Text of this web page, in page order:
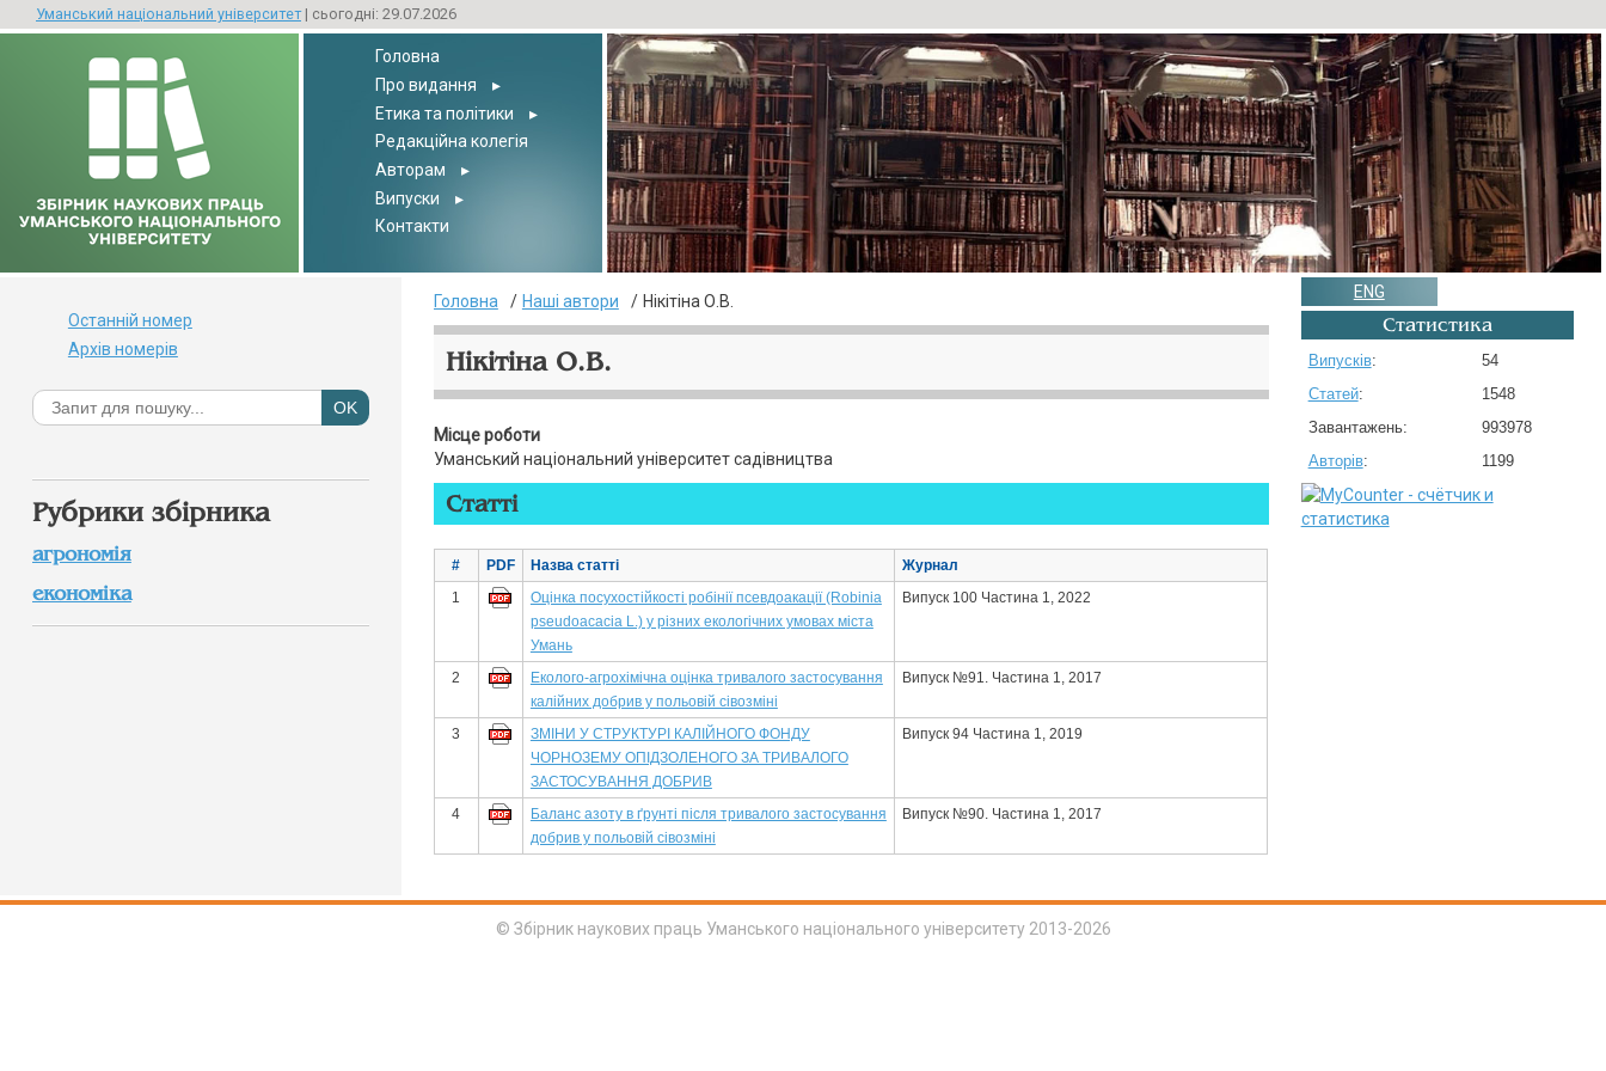
Уманський національний університет| сьогодні: 29.07.2026
Головна
Про видання
▸
Етика та політики
▸
Редакційна колегія
Авторам
▸
Випуски
▸
Контакти
Головна Наші автори Нікітіна О.В.
Нікітіна О.В.
Місце роботи
Уманський національний університет садівництва
Статті
# PDF Назва статті
Журнал
1
Оцінка посухостійкості робінії псевдоакації (Robinia
pseudoacacia L.) у різних екологічних умовах міста
Умань
Випуск 100 Частина 1, 2022
2
Еколого-агрохімічна оцінка тривалого застосування
калійних добрив у польовій сівозміні
Випуск №91. Частина 1, 2017
3
ЗМІНИ У СТРУКТУРІ КАЛІЙНОГО ФОНДУ
ЧОРНОЗЕМУ ОПІДЗОЛЕНОГО ЗА ТРИВАЛОГО
ЗАСТОСУВАННЯ ДОБРИВ
Випуск 94 Частина 1, 2019
4
Баланс азоту в ґрунті після тривалого застосування
добрив у польовій сівозміні
Випуск №90. Частина 1, 2017
Останній номер
Архів номерів
Рубрики збірника
агрономія
економіка
ENG
Статистика
Випусків:
54
Статей:
1548
Завантажень:
993978
Авторів: 1199
© Збірник наукових праць Уманського національного університету 2013-2026